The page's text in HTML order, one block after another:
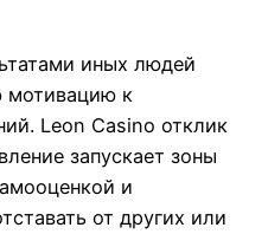
иных людей
мотивацию к
Leon Casino отклик
запускает зоны
и
от других или